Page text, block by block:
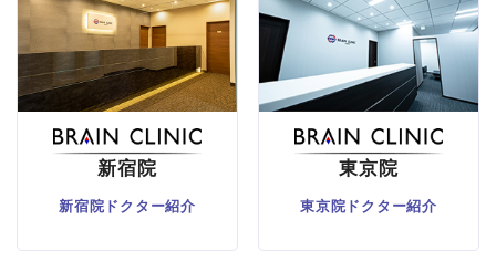
新宿院
新宿院ドクター紹介
東京院
東京院ドクター紹介